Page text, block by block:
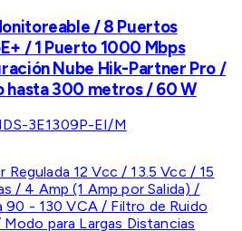
/ 8 Puertos
/ 1 Puerto 1000 Mbps
Nube Hik-Partner Pro /
hasta 300 metros / 60 W
DS-3E1309P-EI/M